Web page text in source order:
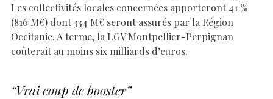
Les collectivités locales concernées apporteront 41 %
(816 M€) dont 334 M€ seront assurés par la Région
Occitanie. A terme, la LGV Montpellier-Perpignan
coûterait au moins six milliards d’euros.
“Vrai coup de booster”